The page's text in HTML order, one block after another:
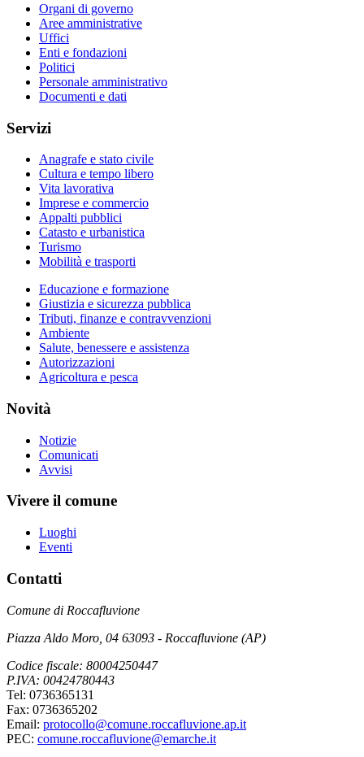
Organi di governo
Aree amministrative
Uffici
Enti e fondazioni
Politici
Personale amministrativo
Documenti e dati
Servizi
Anagrafe e stato civile
Cultura e tempo libero
Vita lavorativa
Imprese e commercio
Appalti pubblici
Catasto e urbanistica
Turismo
Mobilità e trasporti
Educazione e formazione
Giustizia e sicurezza pubblica
Tributi, finanze e contravvenzioni
Ambiente
Salute, benessere e assistenza
Autorizzazioni
Agricoltura e pesca
Novità
Notizie
Comunicati
Avvisi
Vivere il comune
Luoghi
Eventi
Contatti
Comune di Roccafluvione
Piazza Aldo Moro, 04 63093 - Roccafluvione (AP)
Codice fiscale: 80004250447
P.IVA: 00424780443
Tel: 0736365131
Fax: 0736365202
Email: protocollo@comune.roccafluvione.ap.it
PEC: comune.roccafluvione@emarche.it